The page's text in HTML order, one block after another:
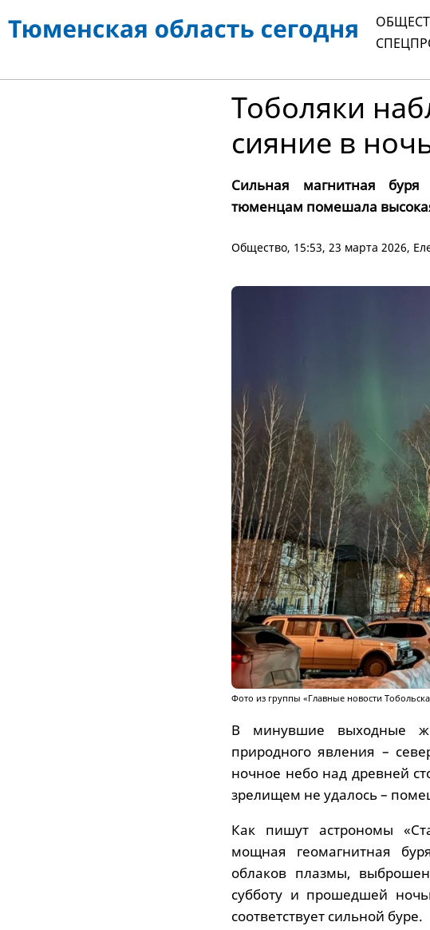
Тоболяки
сияние в
Сильная магнитная
тюменцам помешала
Общество, 15:53, 23 марта 2026,
Фото из группы «Главные новости
В минувшие выходные
природного явления –
ночное небо над древней
зрелищем не удалось –
Как пишут астрономы
мощная геомагнитная
облаков плазмы,
субботу и прошедшей
соответствует сильной буре.